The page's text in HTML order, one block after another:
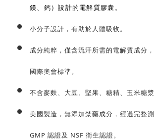
鎂、鈣）設計的電解質膠囊。
小分子設計，有助於人體吸收。
成分純粹，僅含流汗所需的電解質成分
國際奧會標準。
不含麥麩、大豆、堅果、糖精、玉米糖
美國製造，無添加禁藥成分，經過完整
GMP 認證及 NSF 衛生認證。